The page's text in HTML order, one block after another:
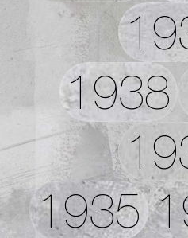
1938
1935